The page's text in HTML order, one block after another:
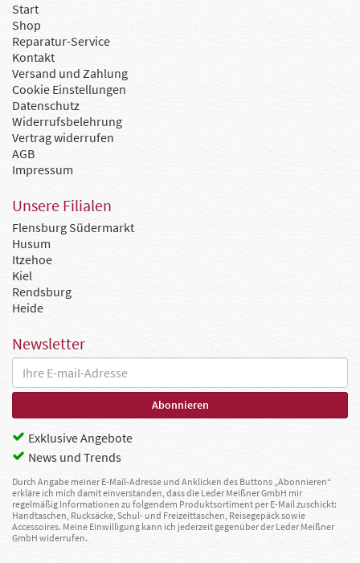
Start
Shop
Reparatur-Service
Kontakt
Versand und Zahlung
Cookie Einstellungen
Datenschutz
Widerrufsbelehrung
Vertrag widerrufen
AGB
Impressum
Unsere Filialen
Flensburg Südermarkt
Husum
Itzehoe
Kiel
Rendsburg
Heide
Newsletter
Exklusive Angebote
News und Trends
Durch Angabe meiner E-Mail-Adresse und Anklicken des Buttons „Abonnieren“
erkläre ich mich damit einverstanden, dass die Leder Meißner GmbH mir
regelmäßig Informationen zu folgendem Produktsortiment per E-Mail zuschickt:
Handtaschen, Rucksäcke, Schul- und Freizeittaschen, Reisegepäck sowie
Accessoires. Meine Einwilligung kann ich jederzeit gegenüber der Leder Meißner
GmbH widerrufen.